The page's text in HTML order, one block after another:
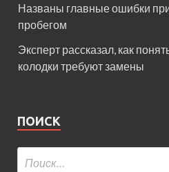
Названы главные ошибки
пробегом
Эксперт рассказал, как
колодки требуют замены
ПОИСК